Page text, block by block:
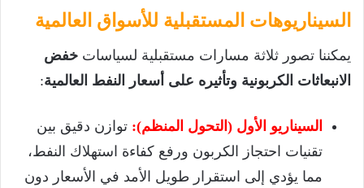
السيناريوهات المستقبلية للأسواق العالمية
يمكننا تصور ثلاثة مسارات مستقبلية لسياسات خفض
الانبعاثات الكربونية وتأثيره على أسعار النفط العالمية:
السيناريو الأول (التحول المنظم): توازن دقيق بين
تقنيات احتجاز الكربون ورفع كفاءة استهلاك النفط،
مما يؤدي إلى استقرار طويل الأمد في الأسعار دون